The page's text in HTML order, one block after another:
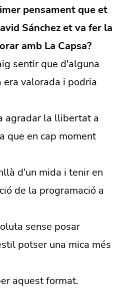
pensament que et
Sánchez et va fer la
amb La Capsa?
sentir que d'alguna
valorada i podria
agradar la llibertat a
que en cap moment
d'un mida i tenir en
de la programació a
sense posar
potser una mica més
aquest format.